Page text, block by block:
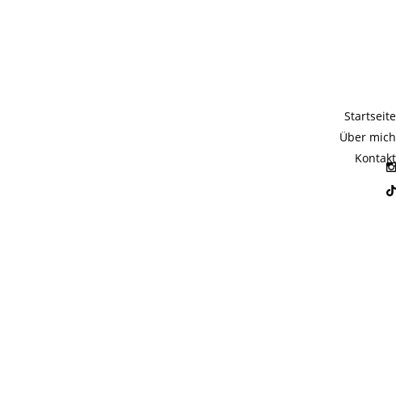
Startseite
Über mich
Kontakt